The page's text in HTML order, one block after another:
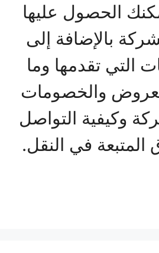
الحصول عليها
بالإضافة إلى
التي تقدمها وما
والخصومات
وكيفية التواصل
المتبعة في النقل.